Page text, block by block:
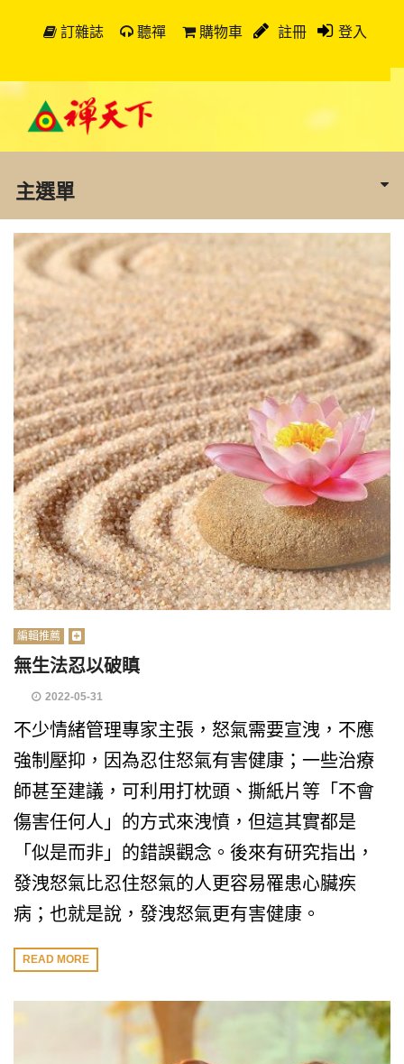
訂雜誌 聽禪 購物車 註冊 登入
主選單
編輯推薦
無生法忍以破瞋
2022-05-31
不少情緒管理專家主張，怒氣需要宣洩，不應
強制壓抑，因為忍住怒氣有害健康；一些治療
師甚至建議，可利用打枕頭、撕紙片等「不會
傷害任何人」的方式來洩憤，但這其實都是
「似是而非」的錯誤觀念。後來有研究指出，
發洩怒氣比忍住怒氣的人更容易罹患心臟疾
病；也就是說，發洩怒氣更有害健康。
READ MORE